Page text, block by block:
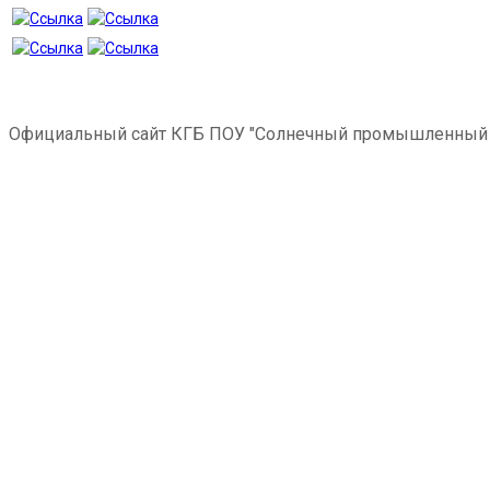
Официальный сайт КГБ ПОУ "Солнечный промышленный